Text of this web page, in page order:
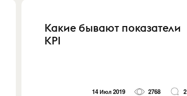
Какие бывают показатели
KPI
14 Июл 2019 2768 2